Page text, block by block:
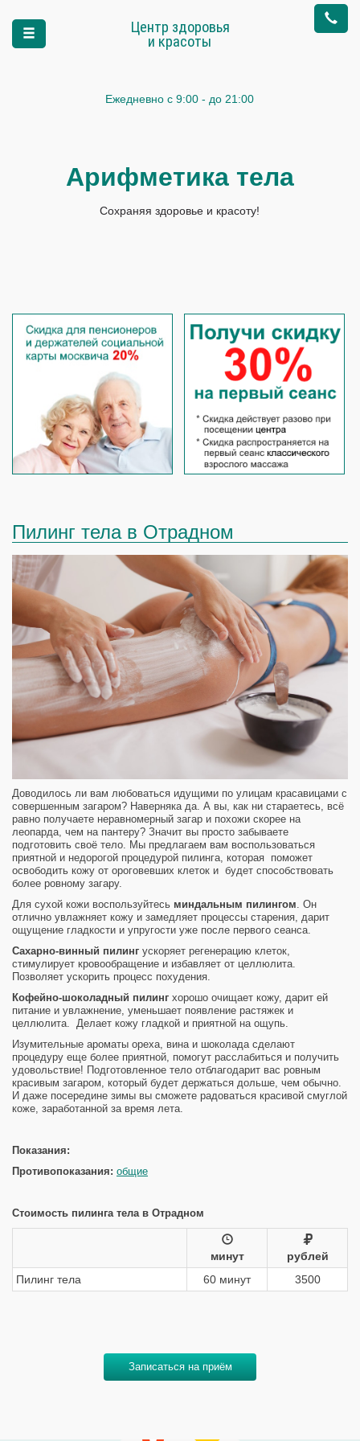
Центр здоровья
и красоты
Арифметика тела
Сохраняя здоровье и красоту!
Ежедневно с 9:00 - до 21:00
Пилинг тела в Отрадном
Доводилось ли вам любоваться идущими по улицам красавицами с
совершенным загаром? Наверняка да. А вы, как ни стараетесь, всё
равно получаете неравномерный загар и похожи скорее на
леопарда, чем на пантеру? Значит вы просто забываете
подготовить своё тело. Мы предлагаем вам воспользоваться
приятной и недорогой процедурой пилинга, которая поможет
освободить кожу от ороговевших клеток и будет способствовать
более ровному загару.
Для сухой кожи воспользуйтесь миндальным пилингом . Он
отлично увлажняет кожу и замедляет процессы старения, дарит
ощущение гладкости и упругости уже после первого сеанса.
Сахарно-винный пилинг ускоряет регенерацию клеток,
стимулирует кровообращение и избавляет от целлюлита.
Позволяет ускорить процесс похудения.
Кофейно-шоколадный пилинг хорошо очищает кожу, дарит ей
питание и увлажнение, уменьшает появление растяжек и
целлюлита. Делает кожу гладкой и приятной на ощупь.
Изумительные ароматы ореха, вина и шоколада сделают
процедуру еще более приятной, помогут расслабиться и получить
удовольствие! Подготовленное тело отблагодарит вас ровным
красивым загаром, который будет держаться дольше, чем обычно.
И даже посередине зимы вы сможете радоваться красивой смуглой
коже, заработанной за время лета.
Показания:
Противопоказания: общие
Стоимость пилинга тела в Отрадном
минут
рублей
Пилинг тела
60 минут 3500
Записаться на приём